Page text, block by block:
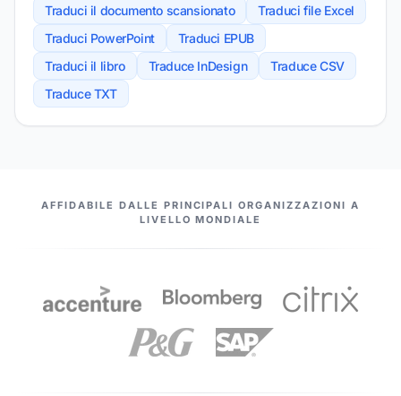
Traduci il documento scansionato
Traduci file Excel
Traduci PowerPoint
Traduci EPUB
Traduci il libro
Traduce InDesign
Traduce CSV
Traduce TXT
I NOSTRI PARTNER
AFFIDABILE DALLE PRINCIPALI ORGANIZZAZIONI A
LIVELLO MONDIALE